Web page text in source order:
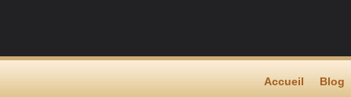
Accueil Blog